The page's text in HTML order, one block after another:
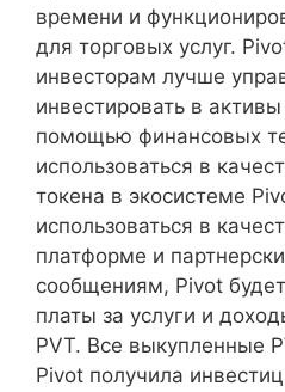
времени и
для торговых услуг.
инвесторам лучше
инвестировать в
помощью финансовых
использоваться в
токена в экосистеме
использоваться в
платформе и
сообщениям, Pivot
платы за услуги и
PVT. Все выкупленные
Pivot получила